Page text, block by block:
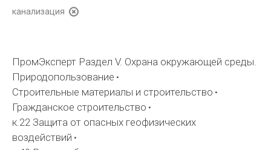
канализация
ПромЭксперт Раздел V. Охрана окружающей среды.
Природопользование
Строительные материалы и строительство
Гражданское строительство
к.22 Защита от опасных геофизических
воздействий